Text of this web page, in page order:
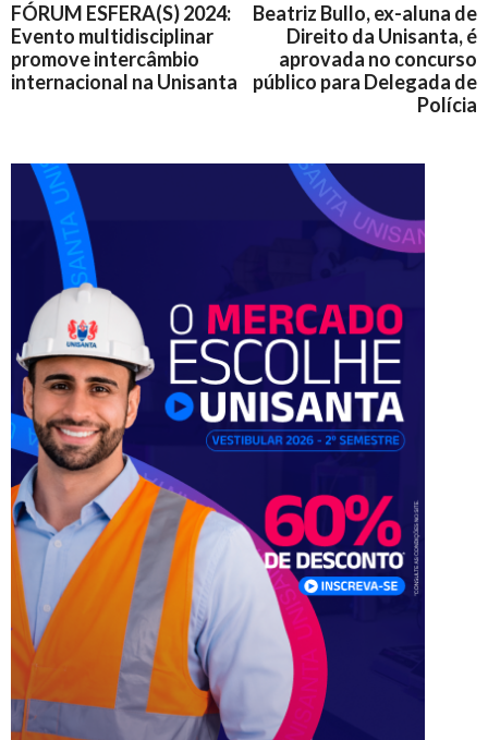
FÓRUM ESFERA(S) 2024:
Evento multidisciplinar
promove intercâmbio
internacional na Unisanta
Beatriz Bullo, ex-aluna de
Direito da Unisanta, é
aprovada no concurso
público para Delegada de
Polícia